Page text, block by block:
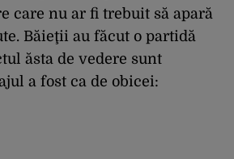
care nu ar fi trebuit să apară
Băieţii au făcut o partidă
ăsta de vedere sunt
a fost ca de obicei: